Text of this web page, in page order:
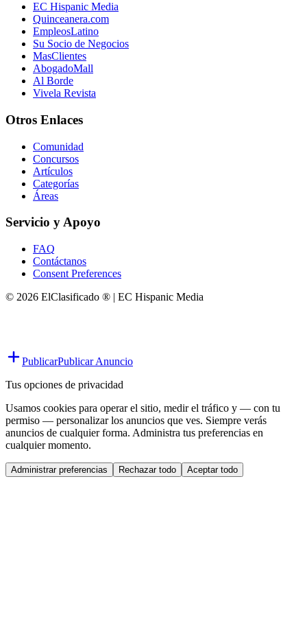
EC Hispanic Media
Quinceanera.com
EmpleosLatino
Su Socio de Negocios
MasClientes
AbogadoMall
Al Borde
Vivela Revista
Otros Enlaces
Comunidad
Concursos
Artículos
Categorías
Áreas
Servicio y Apoyo
FAQ
Contáctanos
Consent Preferences
© 2026 ElClasificado ® | EC Hispanic Media
PublicarPublicar Anuncio
Tus opciones de privacidad
Usamos cookies para operar el sitio, medir el tráfico y — con tu
permiso — personalizar los anuncios que ves. Siempre verás
anuncios de cualquier forma. Administra tus preferencias en
cualquier momento.
Administrar preferencias Rechazar todo Aceptar todo